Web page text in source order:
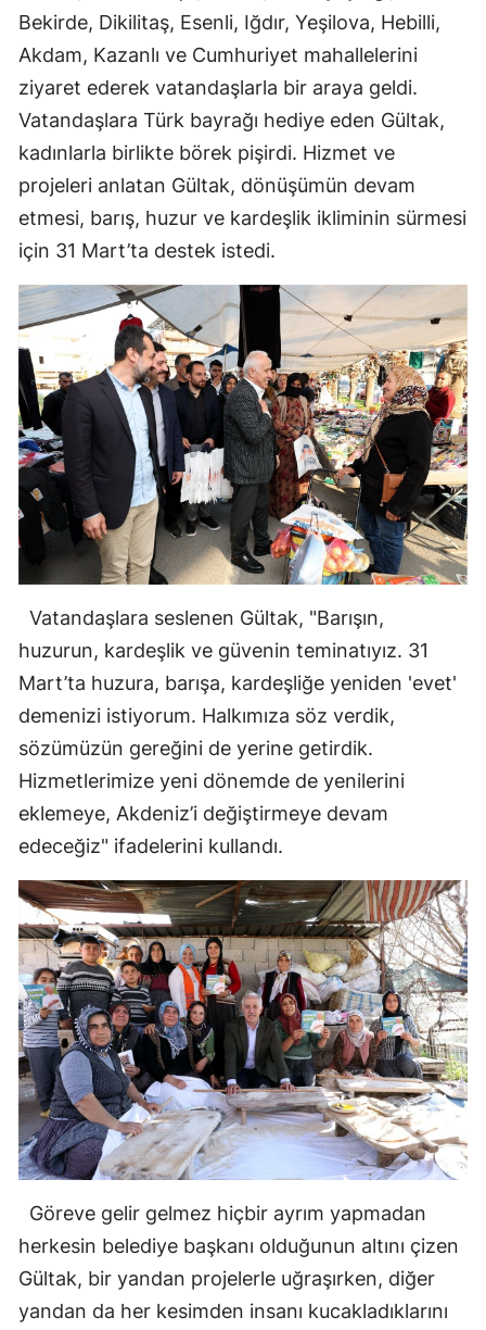
Bekirde, Dikilitaş, Esenli, Iğdır, Yeşilova, Hebilli,
Akdam, Kazanlı ve Cumhuriyet mahallelerini
ziyaret ederek vatandaşlarla bir araya geldi.
Vatandaşlara Türk bayrağı hediye eden Gültak,
kadınlarla birlikte börek pişirdi. Hizmet ve
projeleri anlatan Gültak, dönüşümün devam
etmesi, barış, huzur ve kardeşlik ikliminin sürmesi
için 31 Mart’ta destek istedi.
Vatandaşlara seslenen Gültak, "Barışın,
huzurun, kardeşlik ve güvenin teminatıyız. 31
Mart’ta huzura, barışa, kardeşliğe yeniden 'evet'
demenizi istiyorum. Halkımıza söz verdik,
sözümüzün gereğini de yerine getirdik.
Hizmetlerimize yeni dönemde de yenilerini
eklemeye, Akdeniz’i değiştirmeye devam
edeceğiz" ifadelerini kullandı.
Göreve gelir gelmez hiçbir ayrım yapmadan
herkesin belediye başkanı olduğunun altını çizen
Gültak, bir yandan projelerle uğraşırken, diğer
yandan da her kesimden insanı kucakladıklarını